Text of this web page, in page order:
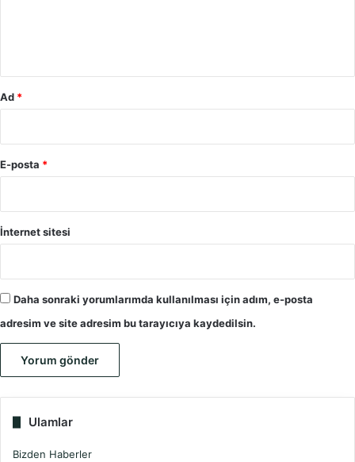
Ad *
E-posta *
İnternet sitesi
Daha sonraki yorumlarımda kullanılması için adım, e-posta
adresim ve site adresim bu tarayıcıya kaydedilsin.
Ulamlar
Bizden Haberler